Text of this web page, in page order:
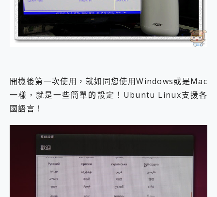
開機後第一次使用，就如同您使用Windows或是Mac
一樣，就是一些簡單的設定！Ubuntu Linux支援各
國語言！